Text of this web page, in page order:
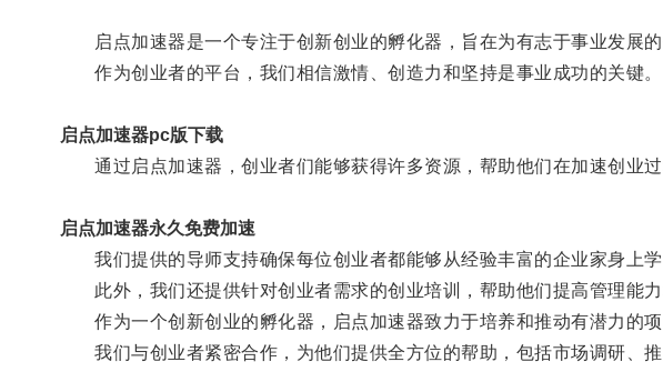
启点加速器是一个专注于创新创业的孵化器，旨在为有志于事业发展的
作为创业者的平台，我们相信激情、创造力和坚持是事业成功的关键。
启点加速器pc版下载
通过启点加速器，创业者们能够获得许多资源，帮助他们在加速创业过
启点加速器永久免费加速
我们提供的导师支持确保每位创业者都能够从经验丰富的企业家身上
此外，我们还提供针对创业者需求的创业培训，帮助他们提高管理能力
作为一个创新创业的孵化器，启点加速器致力于培养和推动有潜力的项
我们与创业者紧密合作，为他们提供全方位的帮助，包括市场调研、推